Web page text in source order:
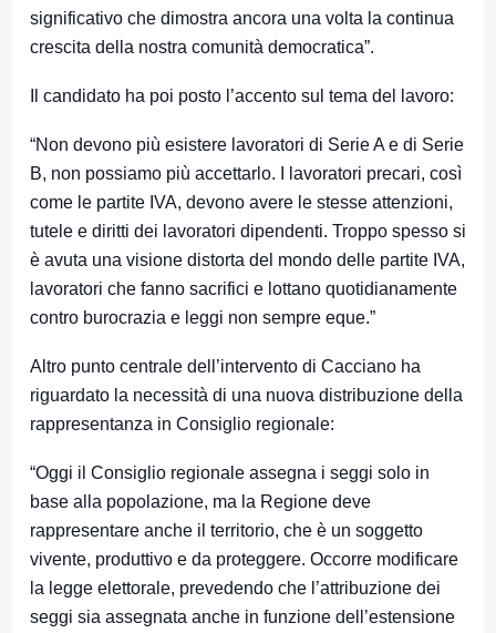
significativo che dimostra ancora una volta la continua
crescita della nostra comunità democratica”.
Il candidato ha poi posto l’accento sul tema del lavoro:
“Non devono più esistere lavoratori di Serie A e di Serie
B, non possiamo più accettarlo. I lavoratori precari, così
come le partite IVA, devono avere le stesse attenzioni,
tutele e diritti dei lavoratori dipendenti. Troppo spesso si
è avuta una visione distorta del mondo delle partite IVA,
lavoratori che fanno sacrifici e lottano quotidianamente
contro burocrazia e leggi non sempre eque.”
Altro punto centrale dell’intervento di Cacciano ha
riguardato la necessità di una nuova distribuzione della
rappresentanza in Consiglio regionale:
“Oggi il Consiglio regionale assegna i seggi solo in
base alla popolazione, ma la Regione deve
rappresentare anche il territorio, che è un soggetto
vivente, produttivo e da proteggere. Occorre modificare
la legge elettorale, prevedendo che l’attribuzione dei
seggi sia assegnata anche in funzione dell’estensione